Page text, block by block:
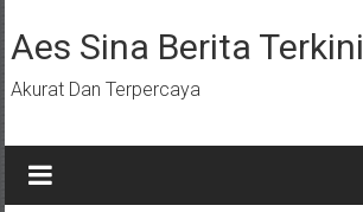
ke
konten
Aes Sina Berita Terkini
Akurat Dan Terpercaya